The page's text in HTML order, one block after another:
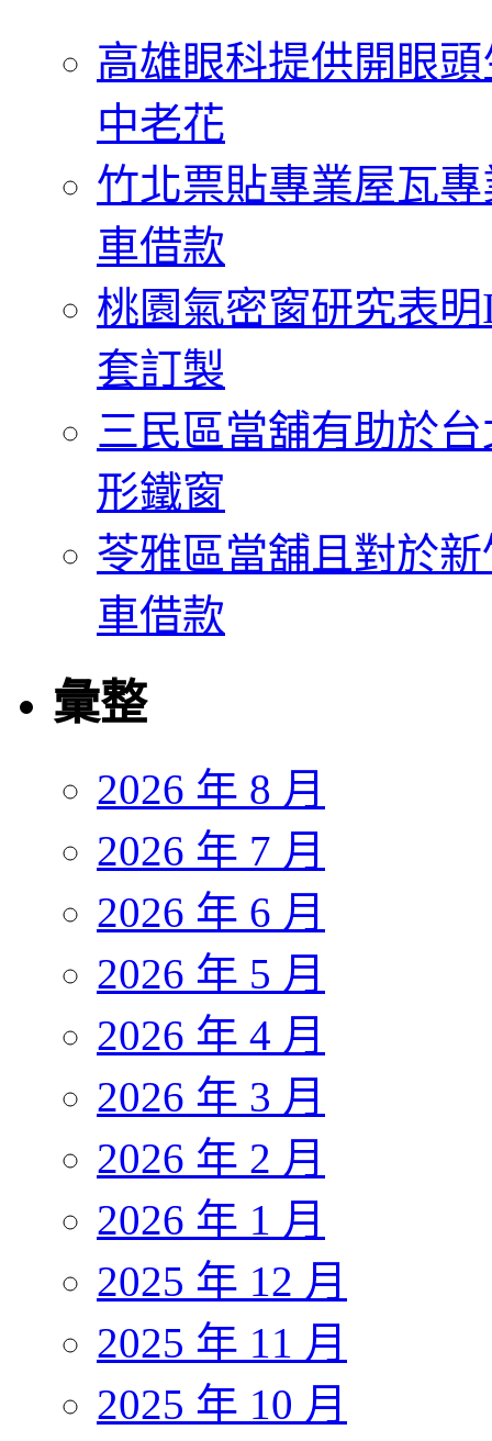
高雄眼科提供開眼
中老花
竹北票貼專業屋瓦
車借款
桃園氣密窗研究表
套訂製
三民區當舖有助於
形鐵窗
苓雅區當舖且對於
車借款
彙整
2026 年 8 月
2026 年 7 月
2026 年 6 月
2026 年 5 月
2026 年 4 月
2026 年 3 月
2026 年 2 月
2026 年 1 月
2025 年 12 月
2025 年 11 月
2025 年 10 月